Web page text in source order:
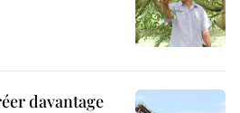
davantage